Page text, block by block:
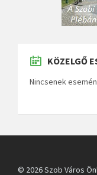
KÖZELGŐ
Nincsenek
© 2026 Szob Város